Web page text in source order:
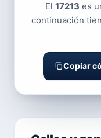
El 17213 es
continuación
Copiar